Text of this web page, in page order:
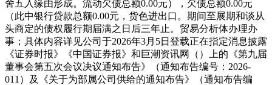
舍五入缘由形成。流动欠债总额0.00元），欠债总额0.00元
（此中银行贷款总额0.00元，货色进出口。期间至展期和谈从
头商定的债权履行期届满之日后三年止。贸易分析体办理办
事；具体内容详见公司于2026年3月5日登载正在指定消息披露
《证券时报》《中国证券报》和巨潮资讯网（）上的《第九届
董事会第五次会议决议通知布告》（通知布告编号：2026-
011）及《关于为部属公司供给的通知布告》（通知布告编